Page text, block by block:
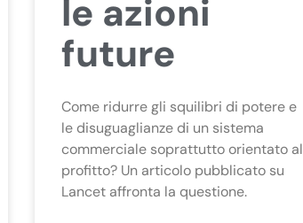
le azioni
future
Come ridurre gli squilibri di potere e
le disuguaglianze di un sistema
commerciale soprattutto orientato al
profitto? Un articolo pubblicato su
Lancet affronta la questione.